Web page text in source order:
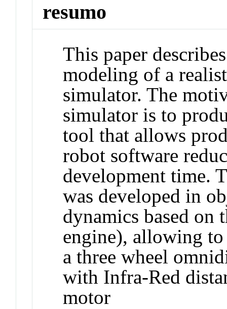
resumo
This paper
modeling of a
simulator. The
simulator is to
tool that allows
robot software
development time.
was developed in
dynamics based on
engine), allowing
a three wheel
with Infra-Red
motor